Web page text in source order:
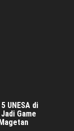
UNESA di
Game